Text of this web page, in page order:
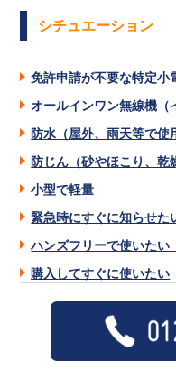
シチュエーション
免許申請が不要な特定小
オールインワン無線機（
防水（屋外、雨天等で使
防じん（砂やほこり、乾
小型で軽量
緊急時にすぐに知らせた
ハンズフリーで使いたい
購入してすぐに使いたい